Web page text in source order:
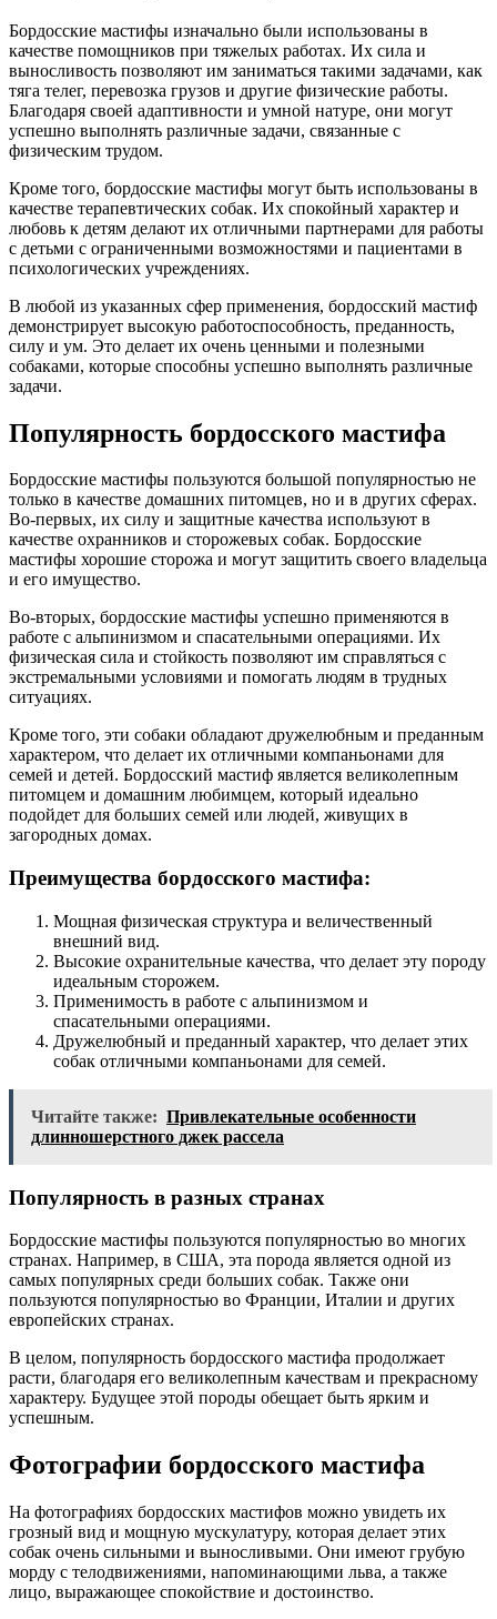
Бордосские мастифы изначально были использованы в
качестве помощников при тяжелых работах. Их сила и
выносливость позволяют им заниматься такими задачами, как
тяга телег, перевозка грузов и другие физические работы.
Благодаря своей адаптивности и умной натуре, они могут
успешно выполнять различные задачи, связанные с
физическим трудом.
Кроме того, бордосские мастифы могут быть использованы в
качестве терапевтических собак. Их спокойный характер и
любовь к детям делают их отличными партнерами для работы
с детьми с ограниченными возможностями и пациентами в
психологических учреждениях.
В любой из указанных сфер применения, бордосский мастиф
демонстрирует высокую работоспособность, преданность,
силу и ум. Это делает их очень ценными и полезными
собаками, которые способны успешно выполнять различные
задачи.
Популярность бордосского мастифа
Бордосские мастифы пользуются большой популярностью не
только в качестве домашних питомцев, но и в других сферах.
Во-первых, их силу и защитные качества используют в
качестве охранников и сторожевых собак. Бордосские
мастифы хорошие сторожа и могут защитить своего владельца
и его имущество.
Во-вторых, бордосские мастифы успешно применяются в
работе с альпинизмом и спасательными операциями. Их
физическая сила и стойкость позволяют им справляться с
экстремальными условиями и помогать людям в трудных
ситуациях.
Кроме того, эти собаки обладают дружелюбным и преданным
характером, что делает их отличными компаньонами для
семей и детей. Бордосский мастиф является великолепным
питомцем и домашним любимцем, который идеально
подойдет для больших семей или людей, живущих в
загородных домах.
Преимущества бордосского мастифа:
Мощная физическая структура и величественный
внешний вид.
Высокие охранительные качества, что делает эту породу
идеальным сторожем.
Применимость в работе с альпинизмом и
спасательными операциями.
Дружелюбный и преданный характер, что делает этих
собак отличными компаньонами для семей.
Читайте также: Привлекательные особенности
длинношерстного джек рассела
Популярность в разных странах
Бордосские мастифы пользуются популярностью во многих
странах. Например, в США, эта порода является одной из
самых популярных среди больших собак. Также они
пользуются популярностью во Франции, Италии и других
европейских странах.
В целом, популярность бордосского мастифа продолжает
расти, благодаря его великолепным качествам и прекрасному
характеру. Будущее этой породы обещает быть ярким и
успешным.
Фотографии бордосского мастифа
На фотографиях бордосских мастифов можно увидеть их
грозный вид и мощную мускулатуру, которая делает этих
собак очень сильными и выносливыми. Они имеют грубую
морду с телодвижениями, напоминающими льва, а также
лицо, выражающее спокойствие и достоинство.